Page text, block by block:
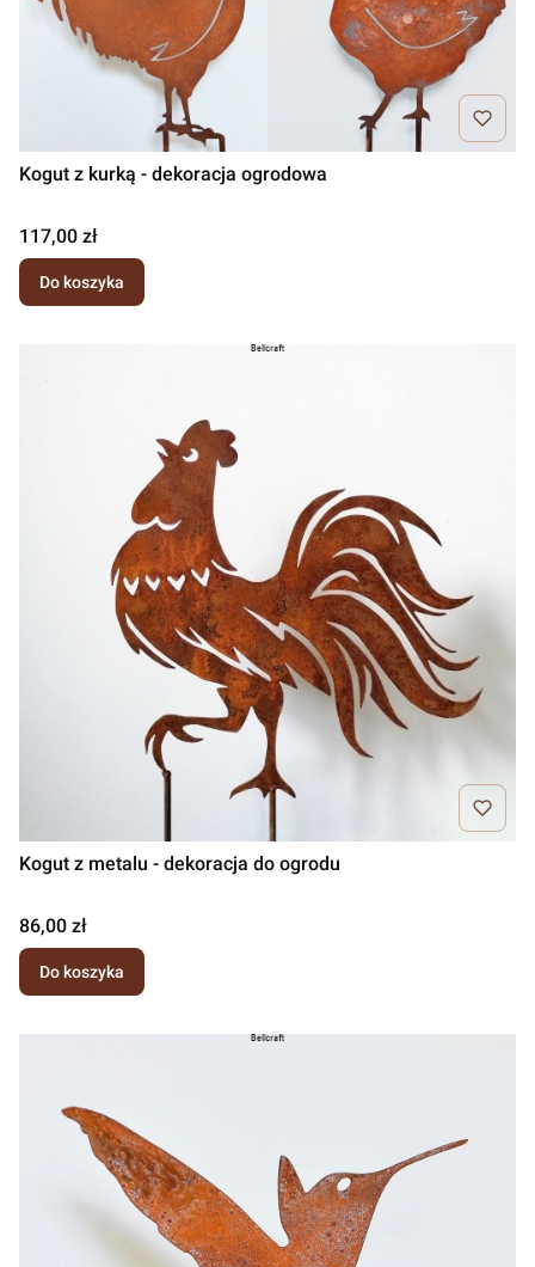
Kogut z kurką - dekoracja ogrodowa
Cena
117,00 zł
Do koszyka
Kogut z metalu - dekoracja do ogrodu
Cena
86,00 zł
Do koszyka